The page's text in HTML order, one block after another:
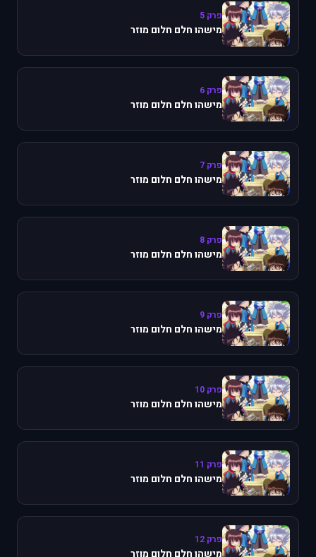
פרק 5
מישהו חלם חלום מוזר
פרק 6
מישהו חלם חלום מוזר
פרק 7
מישהו חלם חלום מוזר
פרק 8
מישהו חלם חלום מוזר
פרק 9
מישהו חלם חלום מוזר
פרק 10
מישהו חלם חלום מוזר
פרק 11
מישהו חלם חלום מוזר
פרק 12
מישהו חלם חלום מוזר